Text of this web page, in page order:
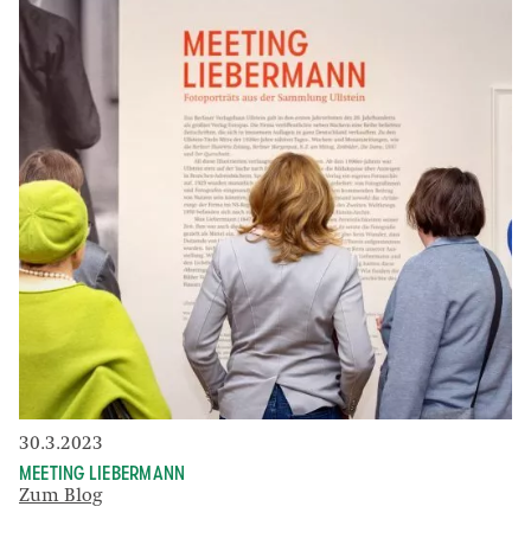
30.3.2023
MEETING LIEBERMANN
Zum Blog